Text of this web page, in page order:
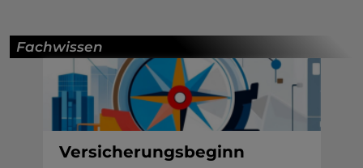
Fachwissen
Versicherungsbeginn